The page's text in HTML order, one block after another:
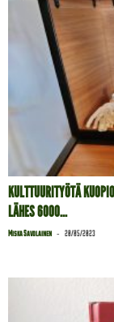
KULTTUURITYÖTÄ
LÄHES 6000...
Miska Savolainen - 20/05/2023